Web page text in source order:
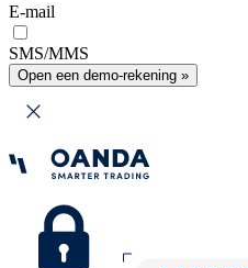
E-mail
SMS/MMS
Open een demo-rekening »